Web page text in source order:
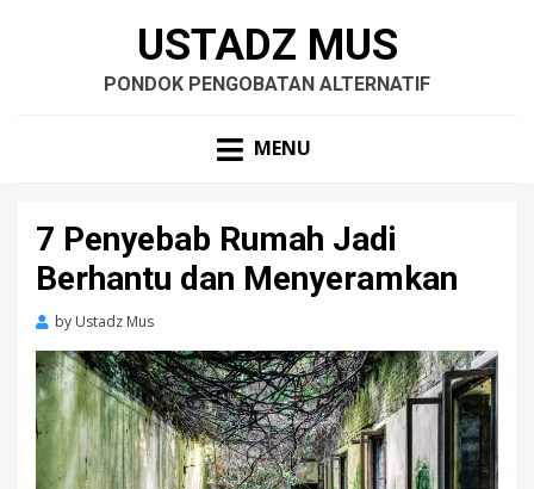
USTADZ MUS
PONDOK PENGOBATAN ALTERNATIF
MENU
7 Penyebab Rumah Jadi
Berhantu dan Menyeramkan
by Ustadz Mus